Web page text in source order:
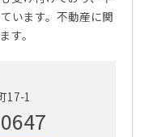
います。不動産に関
す。
17-1